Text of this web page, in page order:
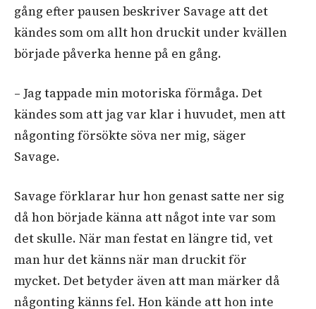
gång efter pausen beskriver Savage att det
kändes som om allt hon druckit under kvällen
började påverka henne på en gång.
– Jag tappade min motoriska förmåga. Det
kändes som att jag var klar i huvudet, men att
någonting försökte söva ner mig, säger
Savage.
Savage förklarar hur hon genast satte ner sig
då hon började känna att något inte var som
det skulle. När man festat en längre tid, vet
man hur det känns när man druckit för
mycket. Det betyder även att man märker då
någonting känns fel. Hon kände att hon inte